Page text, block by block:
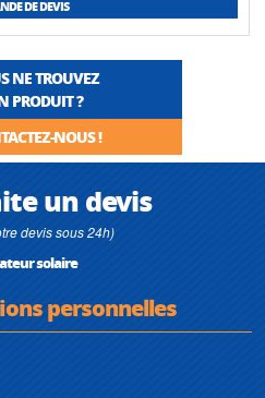
DE DEVIS
NE TROUVEZ
PRODUIT ?
NOUS !
un devis
devis sous 24h)
solaire
personnelles